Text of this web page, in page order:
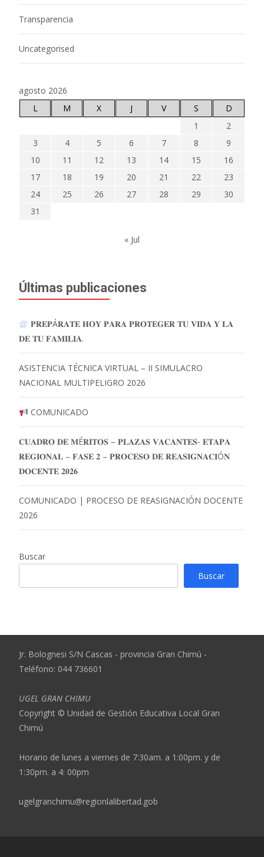
Transparencia
Uncategorised
agosto 2026
L
M X J V S
D
1
2
3
4 5 6 7 8
9
10
11 12 13 14 15
16
17
18 19 20 21 22
23
24
25 26 27 28 29
30
31
« Jul
Últimas publicaciones
𝐏𝐑𝐄𝐏Á𝐑𝐀𝐓𝐄 𝐇𝐎𝐘 𝐏𝐀𝐑𝐀 𝐏𝐑𝐎𝐓𝐄𝐆𝐄𝐑 𝐓𝐔 𝐕𝐈𝐃𝐀 𝐘 𝐋𝐀
𝐃𝐄 𝐓𝐔 𝐅𝐀𝐌𝐈𝐋𝐈𝐀.
ASISTENCIA TÉCNICA VIRTUAL – II SIMULACRO
NACIONAL MULTIPELIGRO 2026
COMUNICADO
𝐂𝐔𝐀𝐃𝐑𝐎 𝐃𝐄 𝐌É𝐑𝐈𝐓𝐎𝐒 – 𝐏𝐋𝐀𝐙𝐀𝐒 𝐕𝐀𝐂𝐀𝐍𝐓𝐄𝐒- 𝐄𝐓𝐀𝐏𝐀
𝐑𝐄𝐆𝐈𝐎𝐍𝐀𝐋 – 𝐅𝐀𝐒𝐄 𝟐 – 𝐏𝐑𝐎𝐂𝐄𝐒𝐎 𝐃𝐄 𝐑𝐄𝐀𝐒𝐈𝐆𝐍𝐀𝐂𝐈Ó𝐍
𝐃𝐎𝐂𝐄𝐍𝐓𝐄 𝟐𝟎𝟐𝟔
COMUNICADO | PROCESO DE REASIGNACIÓN DOCENTE
2026
Buscar
Buscar
Jr. Bolognesi S/N Cascas - provincia Gran Chimú -
Teléfono: 044 736601
UGEL GRAN CHIMU
Copyright © Unidad de Gestión Educativa Local Gran
Chimú
Horario de lunes a viernes de 7:30am. a 1:00pm. y de
1:30pm. a 4: 00pm
ugelgranchimu@regionlalibertad.gob